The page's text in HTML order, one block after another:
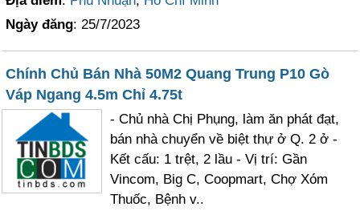
Ngày đăng: 25/7/2023
Chính Chủ Bán Nhà 50M2 Quang Trung P10 Gò
Váp Ngang 4.5m Chỉ 4.75t
- Chủ nhà Chị Phụng, làm ăn phát đạt,
bán nhà chuyển về biệt thự ở Q. 2 ở -
Kết cấu: 1 trệt, 2 lầu - Vị trí: Gần
Vincom, Big C, Coopmart, Chợ Xóm
Thuốc, Bệnh v..